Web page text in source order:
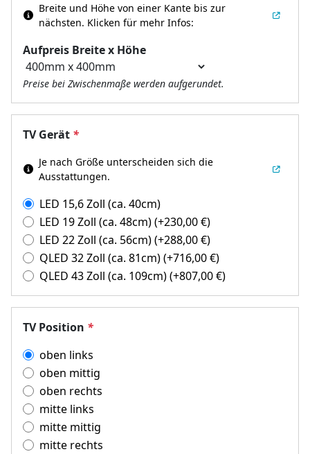
Aufpreis Breite x Höhe
Breite und Höhe von einer Kante bis zur
nächsten. Klicken für mehr Infos:
Preise bei Zwischenmaße werden aufgerundet.
TV Gerät *
Je nach Größe unterscheiden sich die
Ausstattungen.
LED 15,6 Zoll (ca. 40cm)
LED 19 Zoll (ca. 48cm)(+230,00€)
LED 22 Zoll (ca. 56cm)(+288,00€)
QLED 32 Zoll (ca. 81cm)(+716,00€)
QLED 43 Zoll (ca. 109cm)(+807,00€)
TV Position *
oben links
oben mittig
oben rechts
mitte links
mitte mittig
mitte rechts